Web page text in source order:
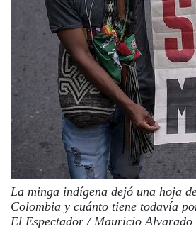
La minga indígena dejó una hoja
Colombia y cuánto tiene todavía
El Espectador / Mauricio Alvarado